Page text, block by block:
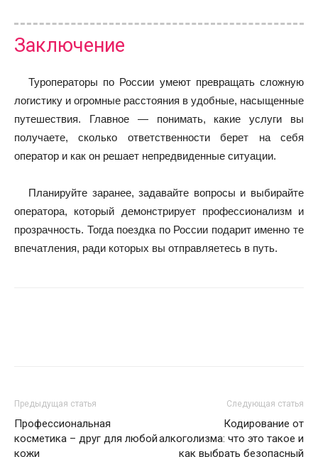
Заключение
Туроператоры по России умеют превращать сложную
логистику и огромные расстояния в удобные, насыщенные
путешествия. Главное — понимать, какие услуги вы
получаете, сколько ответственности берет на себя
оператор и как он решает непредвиденные ситуации.
Планируйте заранее, задавайте вопросы и выбирайте
оператора, который демонстрирует профессионализм и
прозрачность. Тогда поездка по России подарит именно те
впечатления, ради которых вы отправляетесь в путь.
Предыдущая статья
Профессиональная
косметика – друг для любой
кожи
Следующая статья
Кодирование от
алкоголизма: что это такое и
как выбрать безопасный